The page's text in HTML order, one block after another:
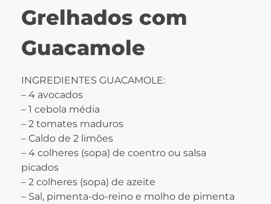
Grelhados com
Guacamole
INGREDIENTES GUACAMOLE:
– 4 avocados
– 1 cebola média
– 2 tomates maduros
– Caldo de 2 limões
– 4 colheres (sopa) de coentro ou salsa
picados
– 2 colheres (sopa) de azeite
– Sal, pimenta-do-reino e molho de pimenta